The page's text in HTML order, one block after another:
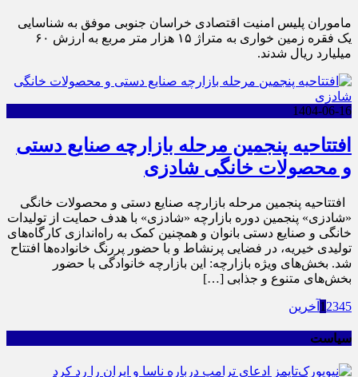
ماموران پلیس امنیت اقتصادی خراسان جنوبی موفق به شناسایی
یک فقره زمین خواری به متراژ ۱۵ هزار متر مربع به ارزش ۶۰
میلیارد ریال شدند.
1404-06-16
افتتاحیه پنجمین مرحله بازارچه صنایع دستی
و محصولات خانگی شادزی
افتتاحیه پنجمین مرحله بازارچه صنایع دستی و محصولات خانگی
«شادزی» پنجمین دوره بازارچه «شادزی» با هدف حمایت از تولیدات
خانگی و صنایع دستی بانوان و همچنین کمک به راه‌اندازی کارگاه‌های
تولیدی خیریه، در فضایی پرنشاط و با حضور پررنگ خانواده‌ها افتتاح
شد. بخش‌های ویژه بازارچه: این بازارچه خانوادگی با حضور
بخش‌های متنوع و جذابی […]
1 2345 آخرین
سیاست